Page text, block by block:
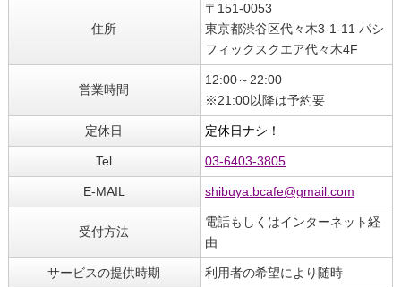
住所
〒151-0053
東京都渋谷区代々木3-1-11 パシ
フィックスクエア代々木4F
営業時間
12:00～22:00
※21:00以降は予約要
定休日 定休日ナシ！
Tel 03-6403-3805
E-MAIL shibuya.bcafe@gmail.com
受付方法
電話もしくはインターネット経
由
サービスの提供時期 利用者の希望により随時